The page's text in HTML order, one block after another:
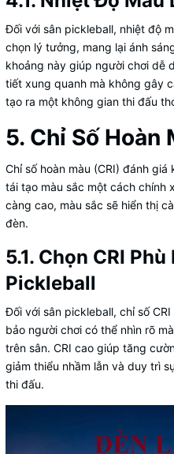
Đối với sân pickleball, nhiệt độ
chọn lý tưởng, mang lại ánh
khoảng này giúp người chơi dễ
tiết xung quanh mà không gây
tạo ra một không gian thi đấu
5. Chỉ Số Hoàn
Chỉ số hoàn màu (CRI) đánh
tái tạo màu sắc một cách chính
càng cao, màu sắc sẽ hiển thị
đèn.
5.1. Chọn CRI
Pickleball
Đối với sân pickleball, chỉ số
bảo người chơi có thể nhìn rõ
trên sân. CRI cao giúp tăng
giảm thiểu nhầm lẫn và duy trì
thi đấu.